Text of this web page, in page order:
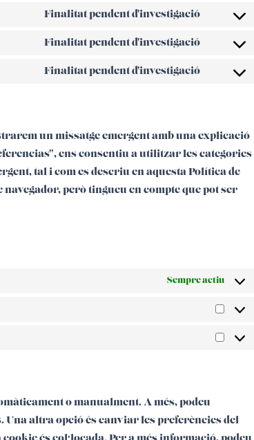
Finalitat pendent d'investigació
Finalitat pendent d'investigació
Finalitat pendent d'investigació
un missatge emergent amb una explicació
ens consentiu a utilitzar les categories
tal i com es descriu en aquesta Política de
però tingueu en compte que pot ser
Sempre actiu
o manualment. A més, podeu
Una altra opció és canviar les preferències del